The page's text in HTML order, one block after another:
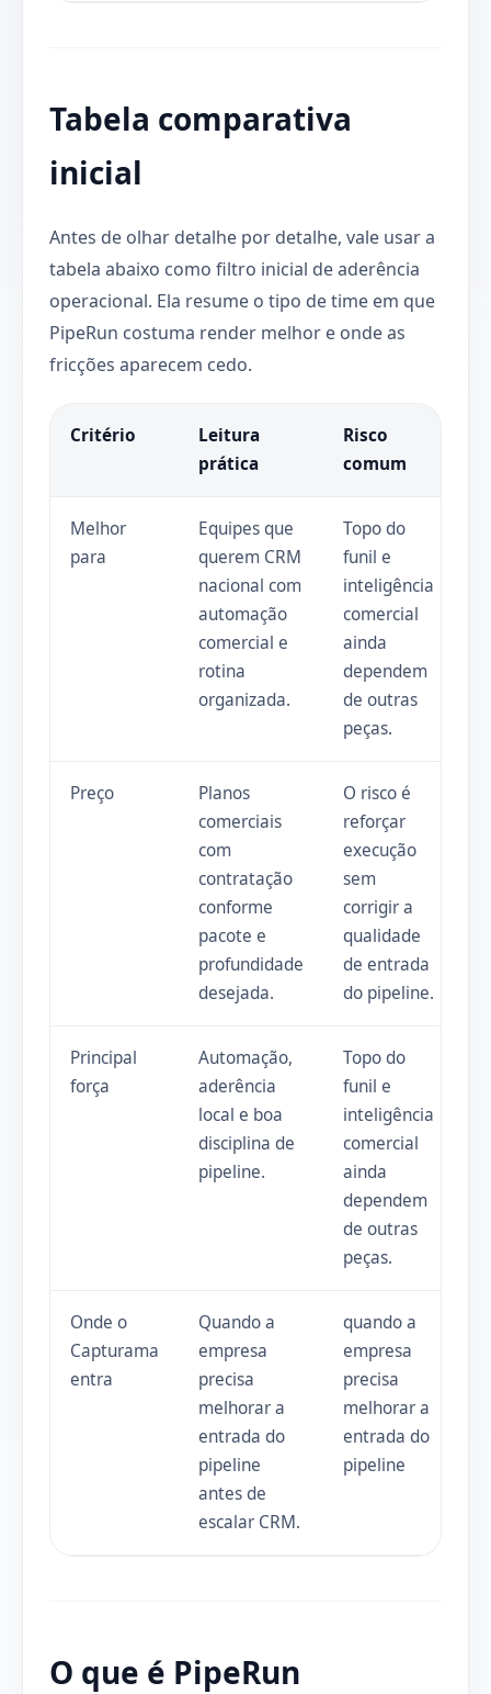
Tabela comparativa
inicial
Antes de olhar detalhe por detalhe, vale usar a
tabela abaixo como filtro inicial de aderência
operacional. Ela resume o tipo de time em que
PipeRun costuma render melhor e onde as
fricções aparecem cedo.
Critério
Leitura
prática
Risco
comum
Melhor
para
Equipes que
querem CRM
nacional com
automação
comercial e
rotina
organizada.
Topo do
funil e
inteligência
comercial
ainda
dependem
de outras
peças.
Preço
Planos
comerciais
com
contratação
conforme
pacote e
profundidade
desejada.
O risco é
reforçar
execução
sem
corrigir a
qualidade
de entrada
do pipeline.
Principal
força
Automação,
aderência
local e boa
disciplina de
pipeline.
Topo do
funil e
inteligência
comercial
ainda
dependem
de outras
peças.
Onde o
Capturama
entra
Quando a
empresa
precisa
melhorar a
entrada do
pipeline
antes de
escalar CRM.
quando a
empresa
precisa
melhorar a
entrada do
pipeline
O que é PipeRun